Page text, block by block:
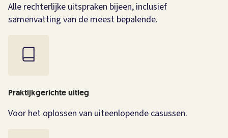
Alle rechterlijke uitspraken bijeen, inclusief
samenvatting van de meest bepalende.
Praktijkgerichte uitleg
Voor het oplossen van uiteenlopende casussen.